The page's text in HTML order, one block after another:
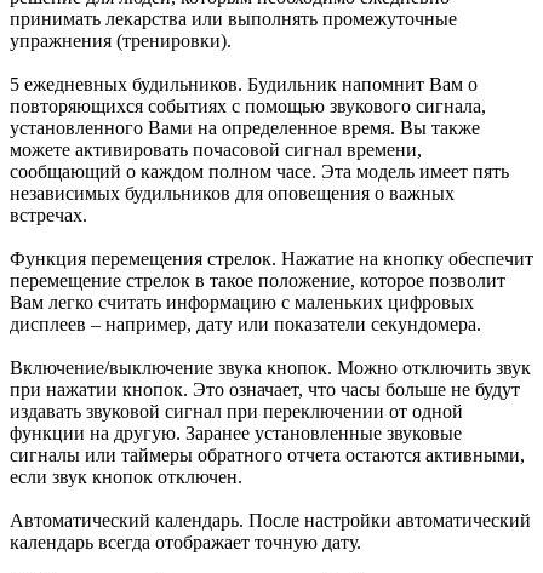
принимать лекарства или выполнять промежуточные
упражнения (тренировки).
5 ежедневных будильников. Будильник напомнит Вам о
повторяющихся событиях с помощью звукового сигнала,
установленного Вами на определенное время. Вы также
можете активировать почасовой сигнал времени,
сообщающий о каждом полном часе. Эта модель имеет пять
независимых будильников для оповещения о важных
встречах.
Функция перемещения стрелок. Нажатие на кнопку обеспечит
перемещение стрелок в такое положение, которое позволит
Вам легко считать информацию с маленьких цифровых
дисплеев – например, дату или показатели секундомера.
Включение/выключение звука кнопок. Можно отключить звук
при нажатии кнопок. Это означает, что часы больше не будут
издавать звуковой сигнал при переключении от одной
функции на другую. Заранее установленные звуковые
сигналы или таймеры обратного отчета остаются активными,
если звук кнопок отключен.
Автоматический календарь. После настройки автоматический
календарь всегда отображает точную дату.